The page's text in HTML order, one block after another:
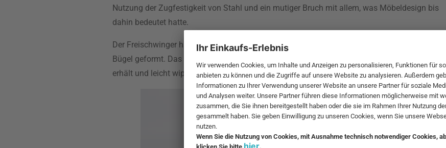
Nutzung der Zugfestigkeit von Stahl und ein mutiger Bruch mit allem, was Möbeldesign bis
dahin bedeutet hatte.
Der Freischwinger hat streng genommen keine Beine, dafür ist der Rahmen vorne zu einem
Bügel geformt. Das Gestell ist nach hinten gebogen, wodurch der Stuhl einen sicheren Stand
erhält und leicht wippt.